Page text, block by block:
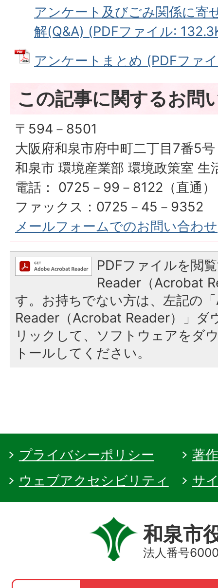
アンケート及びごみ関係に寄
解(Q&A) (PDFファイル:
アンケートまとめ (PDFファ
この記事に関するお問
〒594－8501
大阪府和泉市府中町二丁目7番5号
和泉市 環境産業部 環境政策室 生
電話： 0725－99－8122（直通）
ファックス：0725－45－9352
メールフォームでのお問い合わせ
PDFファイルを閲
Reader（Acrobat
す。お持ちでない方は、左記の
Reader（Acrobat Reader）」ダ
リックして、ソフトウェアをダ
トールしてください。
プライバシーポリシー
著
ウェブアクセシビリティ
サ
和泉市
法人番号